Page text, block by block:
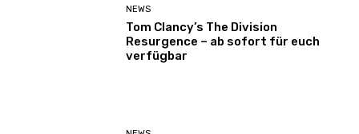
NEWS
Tom Clancy’s The Division
Resurgence – ab sofort für euch
verfügbar